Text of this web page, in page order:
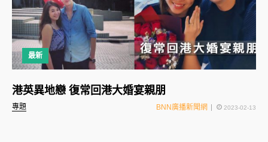
最新
專題
港英異地戀 復常回港大婚宴親朋
BNN廣播新聞網 2023-02-13